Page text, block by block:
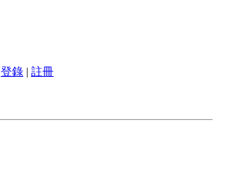
登錄 | 註冊